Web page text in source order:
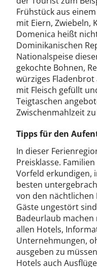
Frühstück aus
mit Eiern, Zwiebeln,
Domenica heißt
Dominikanischen
Nationalspeise
gekochte Bohnen,
würziges
mit Fleisch gefüllt
Teigtaschen
Zwischenmahlzeit
Tipps für den
In dieser
Preisklasse.
Vorfeld erkundigen,
besten
von den
Gäste ungestört
Badeurlaub
allen Hotels,
Unternehmungen,
ausgeben zu
Hotels auch